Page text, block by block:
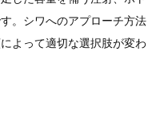
。シワへのアプローチ方法
よって適切な選択肢が変わ